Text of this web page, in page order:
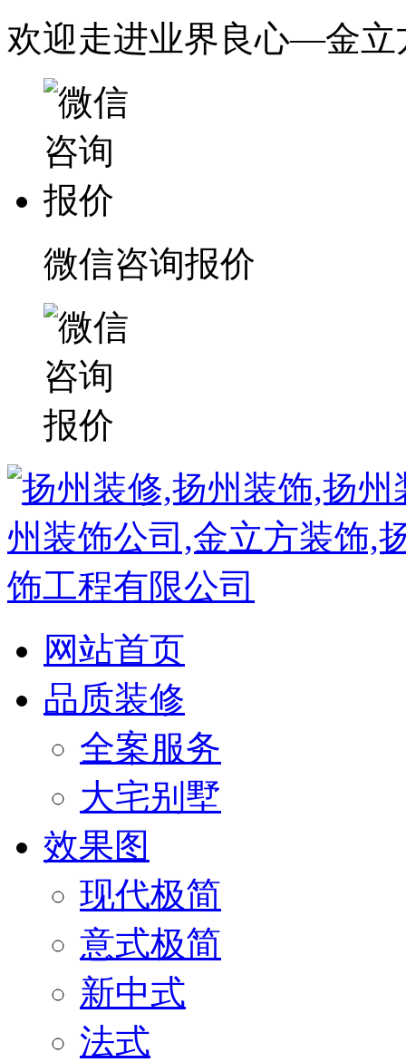
欢迎走进业界良心—金立
微信咨询报价
网站首页
品质装修
全案服务
大宅别墅
效果图
现代极简
意式极简
新中式
法式